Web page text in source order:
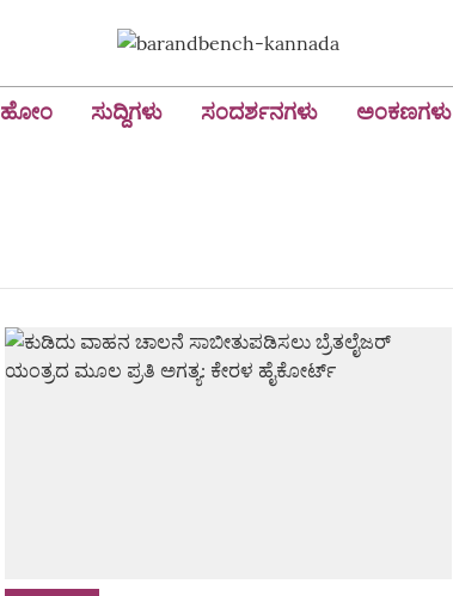
ಹೋಂ ಸುದ್ದಿಗಳು ಸಂದರ್ಶನಗಳು ಅಂಕಣಗಳು